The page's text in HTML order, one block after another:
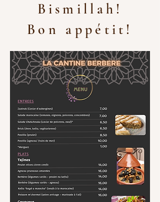
Bismillah!
Bon appétit!